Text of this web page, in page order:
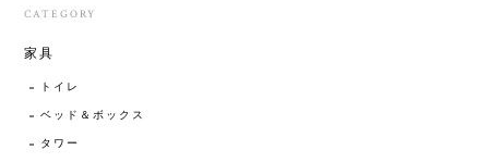
CATEGORY
家具
トイレ
ベッド＆ボックス
タワー